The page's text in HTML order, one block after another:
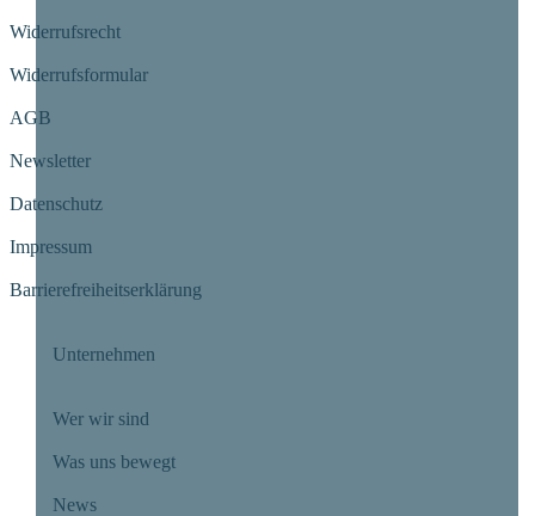
Widerrufsrecht
Widerrufsformular
AGB
Newsletter
Datenschutz
Impressum
Barrierefreiheitserklärung
Unternehmen
Wer wir sind
Was uns bewegt
News